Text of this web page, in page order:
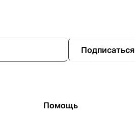
Подписаться
Помощь